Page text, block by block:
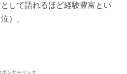
して語れるほど経験豊富とい
）。
ポンサーリンク